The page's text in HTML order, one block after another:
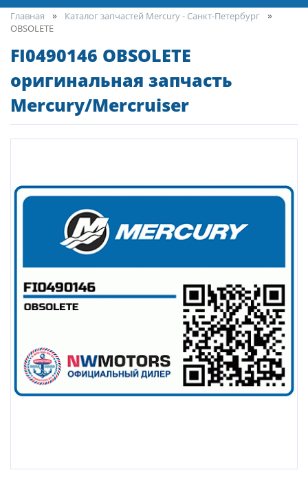
Главная
Каталог запчастей Mercury - Санкт-Петербург
OBSOLETE
FI0490146 OBSOLETE
оригинальная запчасть
Mercury/Mercruiser